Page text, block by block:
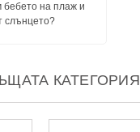
бебето на плаж и
слънцето?
КАТЕГОРИЯ